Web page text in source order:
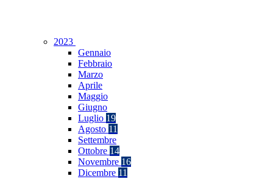
2023
Gennaio
Febbraio
Marzo
Aprile
Maggio
Giugno
Luglio 19
Agosto 11
Settembre
Ottobre 14
Novembre 16
Dicembre 11